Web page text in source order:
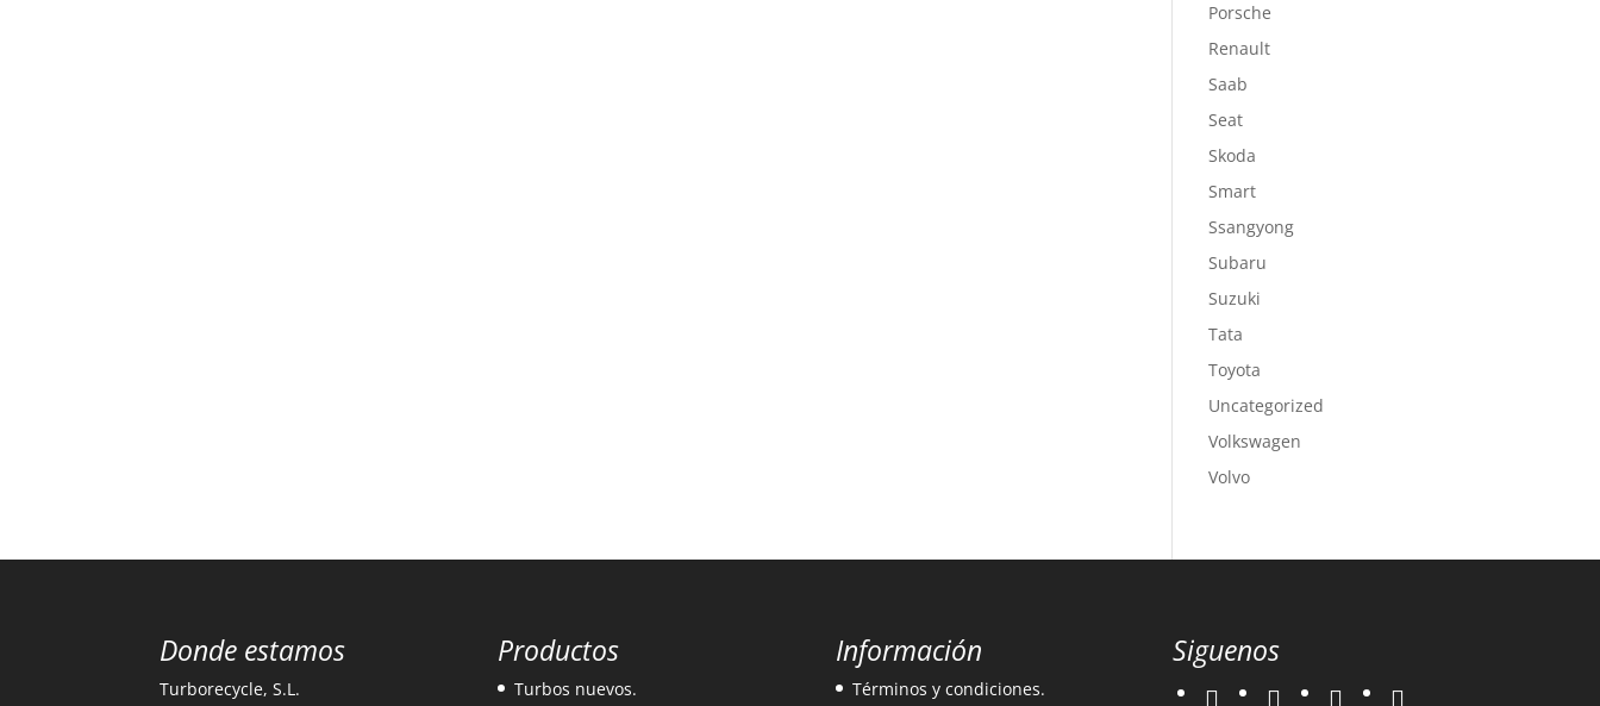
Porsche
Renault
Saab
Seat
Skoda
Smart
Ssangyong
Subaru
Suzuki
Tata
Toyota
Uncategorized
Volkswagen
Volvo
Donde estamos
Turborecycle, S.L.
Productos
Turbos nuevos.
Información
Términos y condiciones.
Siguenos
twitter instagramfacebook google